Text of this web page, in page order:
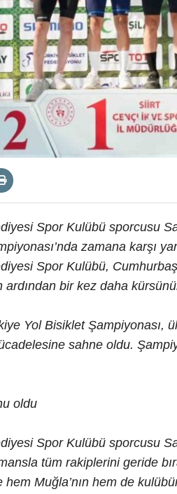
Spor Kulübü sporcusu
zamana karşı
Spor Kulübü,
ardından bir kez daha
Yol Bisiklet Şampiyonası,
sahne oldu.
oldu
Spor Kulübü sporcusu
tüm rakiplerini geride
Muğla’nın hem de